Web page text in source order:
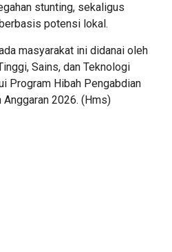
stunting, sekaligus
potensi lokal.
masyarakat ini didanai oleh
Sains, dan Teknologi
Program Hibah Pengabdian
Anggaran 2026. (Hms)